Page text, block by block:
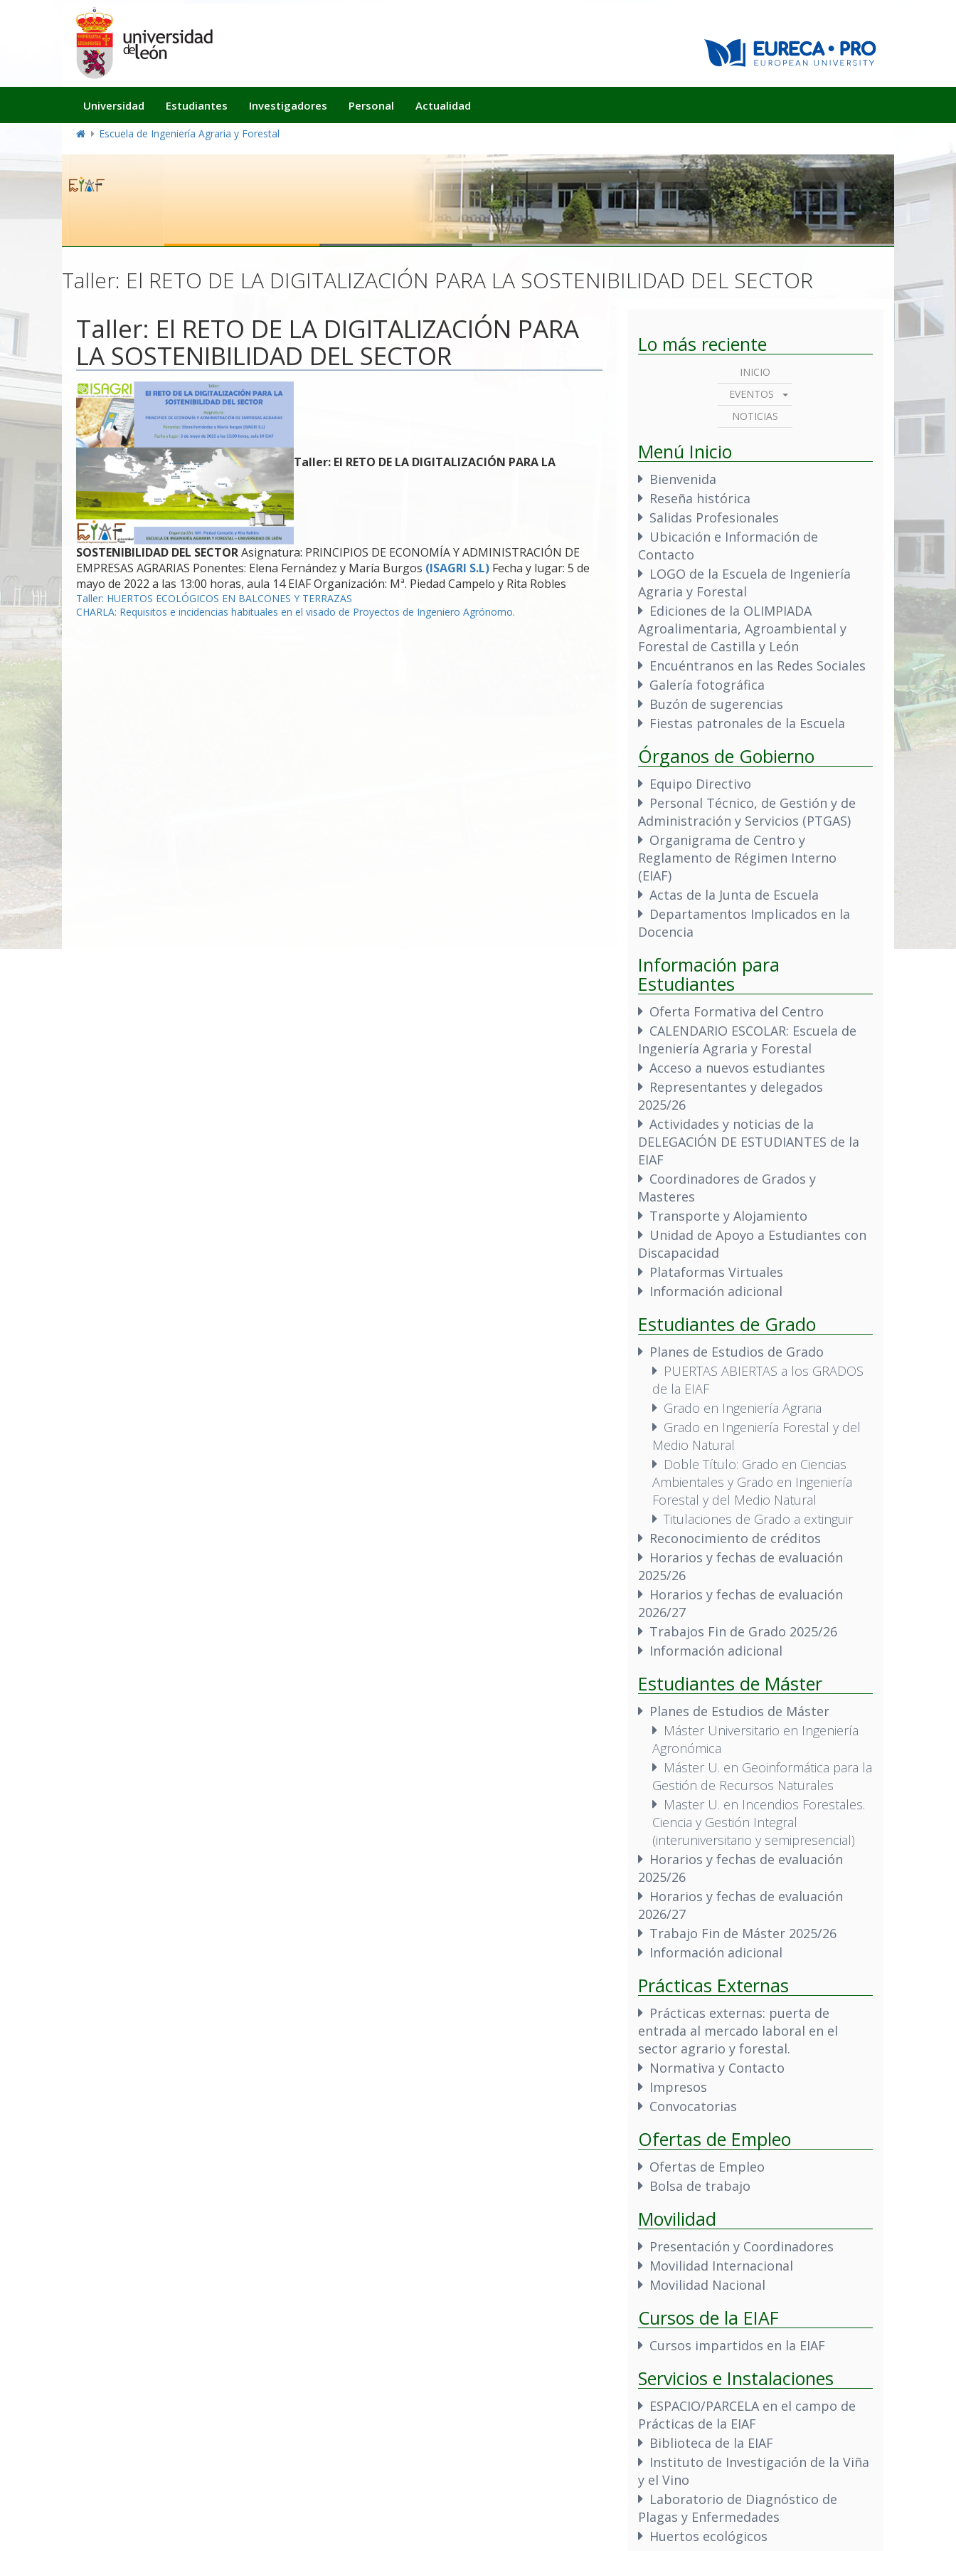
Navegación
principal
Universidad Estudiantes Investigadores Personal Actualidad
Escuela de Ingeniería Agraria y Forestal
Taller: El RETO DE LA DIGITALIZACIÓN PARA LA SOSTENIBILIDAD DEL SECTOR
Taller: El RETO DE LA DIGITALIZACIÓN PARA
LA SOSTENIBILIDAD DEL SECTOR
Taller: El RETO DE LA DIGITALIZACIÓN PARA LA
SOSTENIBILIDAD DEL SECTORAsignatura: PRINCIPIOS DE ECONOMÍA Y ADMINISTRACIÓN DE
EMPRESAS AGRARIAS Ponentes: Elena Fernández y María Burgos (ISAGRI S.L) Fecha y lugar: 5 de
mayo de 2022 a las 13:00 horas, aula 14 EIAF Organización: Mª. Piedad Campelo y Rita Robles
Navegación
de
Taller: HUERTOS ECOLÓGICOS EN BALCONES Y TERRAZAS
CHARLA: Requisitos e incidencias habituales en el visado de Proyectos de Ingeniero Agrónomo.
Lo más reciente
INICIO
EVENTOS
NOTICIAS
Menú Inicio
Bienvenida
Reseña histórica
Salidas Profesionales
Ubicación e Información de
Contacto
LOGO de la Escuela de Ingeniería
Agraria y Forestal
Ediciones de la OLIMPIADA
Agroalimentaria, Agroambiental y
Forestal de Castilla y León
Encuéntranos en las Redes Sociales
Galería fotográfica
Buzón de sugerencias
Fiestas patronales de la Escuela
Órganos de Gobierno
Equipo Directivo
Personal Técnico, de Gestión y de
Administración y Servicios (PTGAS)
Organigrama de Centro y
Reglamento de Régimen Interno
(EIAF)
Actas de la Junta de Escuela
Departamentos Implicados en la
Docencia
Información para
Estudiantes
Oferta Formativa del Centro
CALENDARIO ESCOLAR: Escuela de
Ingeniería Agraria y Forestal
Acceso a nuevos estudiantes
Representantes y delegados
2025/26
Actividades y noticias de la
DELEGACIÓN DE ESTUDIANTES de la
EIAF
Coordinadores de Grados y
Masteres
Transporte y Alojamiento
Unidad de Apoyo a Estudiantes con
Discapacidad
Plataformas Virtuales
Información adicional
Estudiantes de Grado
Planes de Estudios de Grado
PUERTAS ABIERTAS a los GRADOS
de la EIAF
Grado en Ingeniería Agraria
Grado en Ingeniería Forestal y del
Medio Natural
Doble Título: Grado en Ciencias
Ambientales y Grado en Ingeniería
Forestal y del Medio Natural
Titulaciones de Grado a extinguir
Reconocimiento de créditos
Horarios y fechas de evaluación
2025/26
Horarios y fechas de evaluación
2026/27
Trabajos Fin de Grado 2025/26
Información adicional
Estudiantes de Máster
Planes de Estudios de Máster
Máster Universitario en Ingeniería
Agronómica
Máster U. en Geoinformática para la
Gestión de Recursos Naturales
Master U. en Incendios Forestales.
Ciencia y Gestión Integral
(interuniversitario y semipresencial)
Horarios y fechas de evaluación
2025/26
Horarios y fechas de evaluación
2026/27
Trabajo Fin de Máster 2025/26
Información adicional
Prácticas Externas
Prácticas externas: puerta de
entrada al mercado laboral en el
sector agrario y forestal.
Normativa y Contacto
Impresos
Convocatorias
Ofertas de Empleo
Ofertas de Empleo
Bolsa de trabajo
Movilidad
Presentación y Coordinadores
Movilidad Internacional
Movilidad Nacional
Cursos de la EIAF
Cursos impartidos en la EIAF
Servicios e Instalaciones
ESPACIO/PARCELA en el campo de
Prácticas de la EIAF
Biblioteca de la EIAF
Instituto de Investigación de la Viña
y el Vino
Laboratorio de Diagnóstico de
Plagas y Enfermedades
Huertos ecológicos